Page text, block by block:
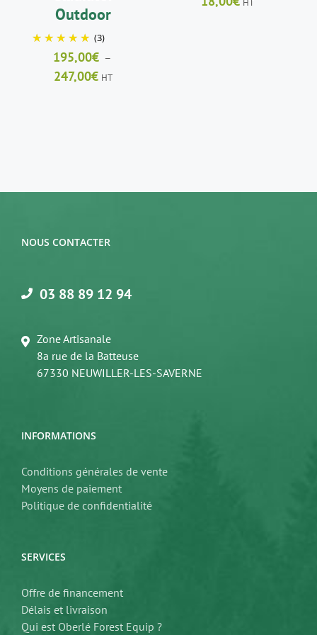
LA
PAGE
DU
PRODUIT
Outdoor
(3)
195,00€ –
247,00€Plage
HT
LA
NOUS CONTACTER
03 88 89 12 94
Zone Artisanale
8a rue de la Batteuse
67330 NEUWILLER-LES-SAVERNE
INFORMATIONS
Conditions générales de vente
Moyens de paiement
Politique de confidentialité
SERVICES
Offre de financement
Délais et livraison
Qui est Oberlé Forest Equip ?